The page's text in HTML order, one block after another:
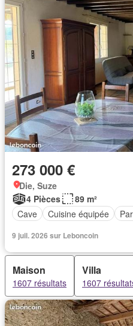
273 000 €
Die, Suze
4 Pièces
89 m²
Cave
Cuisine équipée
9 juil. 2026 sur Leboncoin
Maison
1607 résultats
Villa
1607